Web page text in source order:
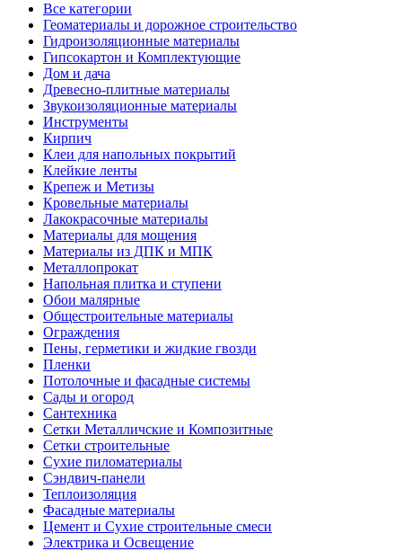
Все категории
Геоматериалы и дорожное строительство
Гидроизоляционные материалы
Гипсокартон и Комплектующие
Дом и дача
Древесно-плитные материалы
Звукоизоляционные материалы
Инструменты
Кирпич
Клеи для напольных покрытий
Клейкие ленты
Крепеж и Метизы
Кровельные материалы
Лакокрасочные материалы
Материалы для мощения
Материалы из ДПК и МПК
Металлопрокат
Напольная плитка и ступени
Обои малярные
Общестроительные материалы
Ограждения
Пены, герметики и жидкие гвозди
Пленки
Потолочные и фасадные системы
Сады и огород
Сантехника
Сетки Металличские и Композитные
Сетки строительные
Сухие пиломатериалы
Сэндвич-панели
Теплоизоляция
Фасадные материалы
Цемент и Сухие строительные смеси
Электрика и Освещение